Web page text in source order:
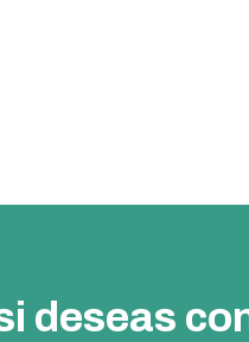
deseas